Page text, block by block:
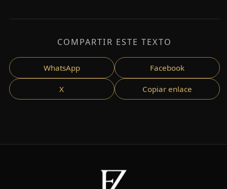
COMPARTIR ESTE TEXTO
WhatsApp Facebook
X Copiar enlace